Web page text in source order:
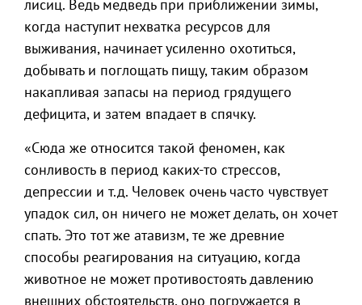
лисиц. Ведь медведь при приближении зимы,
когда наступит нехватка ресурсов для
выживания, начинает усиленно охотиться,
добывать и поглощать пищу, таким образом
накапливая запасы на период грядущего
дефицита, и затем впадает в спячку.
«Сюда же относится такой феномен, как
сонливость в период каких-то стрессов,
депрессии и т.д. Человек очень часто чувствует
упадок сил, он ничего не может делать, он хочет
спать. Это тот же атавизм, те же древние
способы реагирования на ситуацию, когда
животное не может противостоять давлению
внешних обстоятельств, оно погружается в